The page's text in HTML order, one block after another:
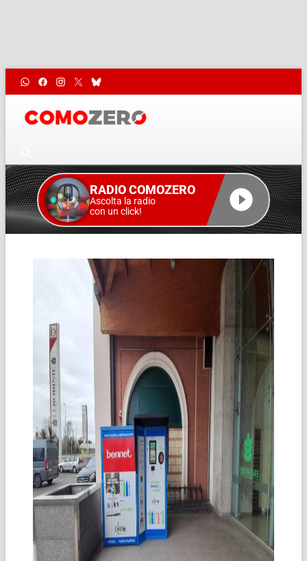
RADIO COMOZERO
Ascolta la radio
con un click!